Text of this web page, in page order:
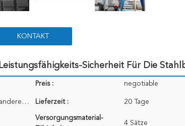
KONTAKT
Sicherheit Für Die
Preis :
negotiable
Elektrisch, Hebemaschine und andere Teile verpackte durch Sperrholzkiste der hohen Qualität; Strahle Lieferzeit : 20 Tage
Versorgungsmaterial-
4 Sätze